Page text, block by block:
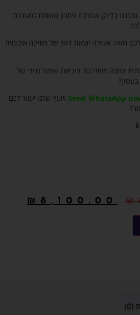
בדיוק עבורכם פתרון מושלם למערכת
חוויה ואווירה יוצאת דופן של מוזיקה איכותית
וטובה משדרגת ומביאה שיפור מיידי של
Send WhatsApp ויועץ שלנו יעזור לכם
₪
₪ 8,100.00